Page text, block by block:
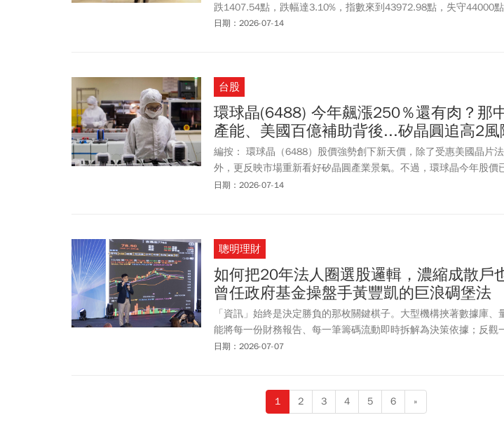
跌1407.54點，跌幅達3.10%，指數來到43972.98點，失守44000點
日期：2026-07-14
台股
環球晶(6488) 今年飆漲250％還有肉？那
產能、美國百億補助背後...矽晶圓追高2風
編按： 環球晶（6488）股價強勢創下新天價，除了受惠美國晶片
外，更反映市場重新看好矽晶圓產業景氣。不過，環球晶今年股價
機會繼續上攻？AI帶動HBM、高階封裝等新需求快速成長，但全球
球晶簽長約只是第一槍，後續應該可以看到更多合作案。他認為目
漲，環球晶也停止簽新約，參考記憶體行情，當市場重新開始搶簽
氣循環仍有向上空間。不過他也表示，環球晶短線漲幅已不小，相
股權、享有控股折價的中美晶，或許更值得中長線留意，但操作上
族群。
日期：2026-07-14
聰明理財
如何把20年法人圈選股邏輯，濃縮成散戶
曾任政府基金操盤手黃豐凱的巨浪碉堡法
「資訊」始終是決定勝負的那枚關鍵棋子。大型機構挾著數據庫、
能將每一份財務報告、每一筆籌碼流動即時拆解為決策依據；反觀
仰賴社群平台上的二手解讀、財經節目的討論，或是口耳相傳的「
中追高，在恐慌的耳語裡殺低，最終讓本應分散的風險，濃縮為一
日期：2026-07-07
1 2 3 4 5 6 »